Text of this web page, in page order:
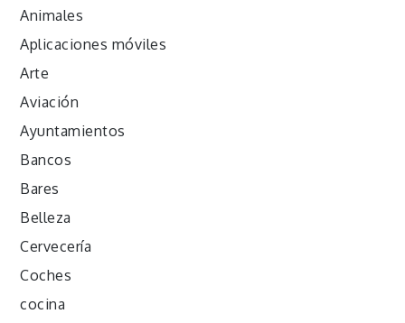
Animales
Aplicaciones móviles
Arte
Aviación
Ayuntamientos
Bancos
Bares
Belleza
Cervecería
Coches
cocina